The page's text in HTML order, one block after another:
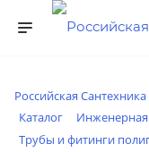
Российская
Каталог
Инженерная
Трубы и фитинги